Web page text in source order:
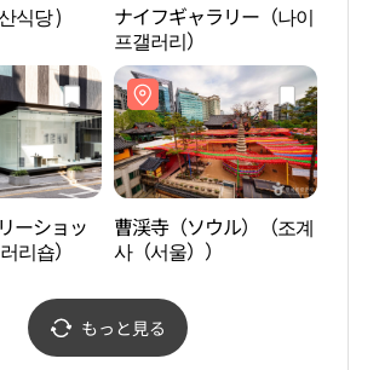
식당 )
ナイフギャラリー（나이
프갤러리）
ーショッ
리숍）
曹渓寺（ソウル）（조계
사（서울））
もっと見る